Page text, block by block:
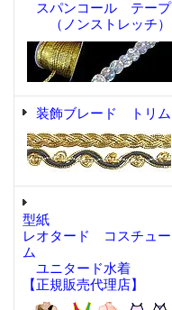
スパンコール テープ
（ノンストレッチ）
装飾ブレード トリム
型紙
レオタード コスチュー
ム
ユニタード水着
【正規販売代理店】